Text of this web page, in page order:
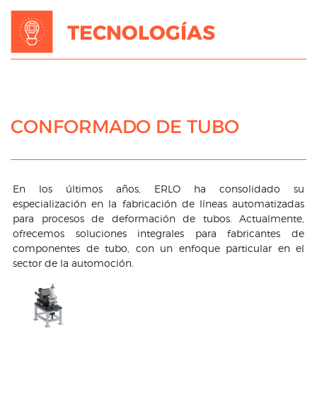
CompactaciónTECNOLOGÍAS
CONFORMADO DE TUBO
En los últimos años, ERLO ha consolidado su
especialización en la fabricación de líneas automatizadas
para procesos de deformación de tubos. Actualmente,
ofrecemos soluciones integrales para fabricantes de
componentes de tubo, con un enfoque particular en el
sector de la automoción.